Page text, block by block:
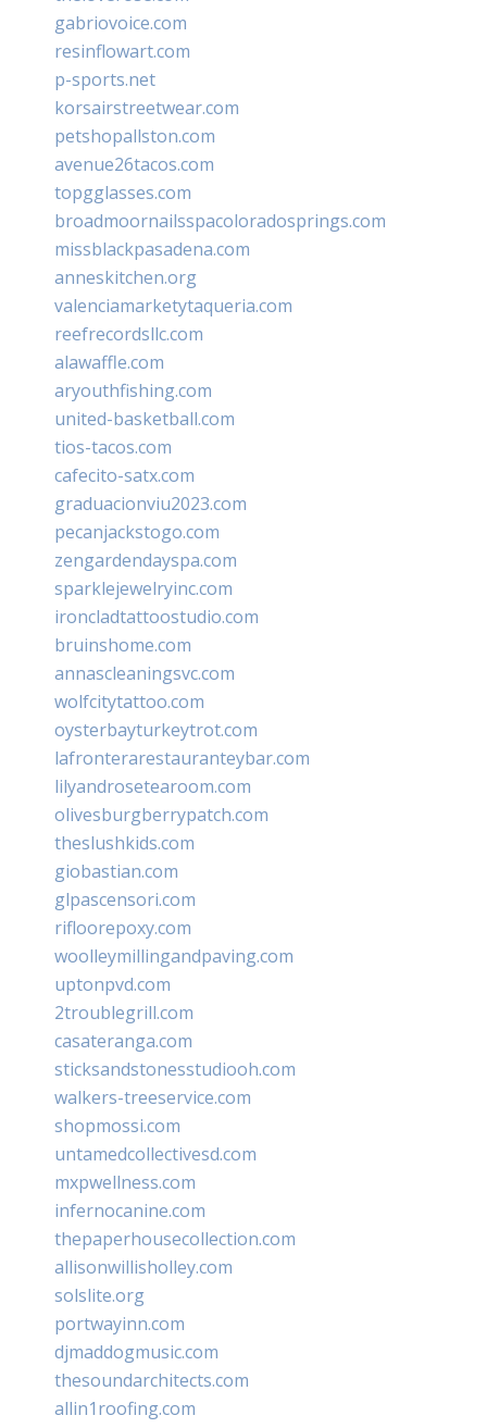
gabriovoice.com
resinflowart.com
p-sports.net
korsairstreetwear.com
petshopallston.com
avenue26tacos.com
topgglasses.com
broadmoornailsspacoloradosprings.com
missblackpasadena.com
anneskitchen.org
valenciamarketytaqueria.com
reefrecordsllc.com
alawaffle.com
aryouthfishing.com
united-basketball.com
tios-tacos.com
cafecito-satx.com
graduacionviu2023.com
pecanjackstogo.com
zengardendayspa.com
sparklejewelryinc.com
ironcladtattoostudio.com
bruinshome.com
annascleaningsvc.com
wolfcitytattoo.com
oysterbayturkeytrot.com
lafronterarestauranteybar.com
lilyandrosetearoom.com
olivesburgberrypatch.com
theslushkids.com
giobastian.com
glpascensori.com
rifloorepoxy.com
woolleymillingandpaving.com
uptonpvd.com
2troublegrill.com
casateranga.com
sticksandstonesstudiooh.com
walkers-treeservice.com
shopmossi.com
untamedcollectivesd.com
mxpwellness.com
infernocanine.com
thepaperhousecollection.com
allisonwillisholley.com
solslite.org
portwayinn.com
djmaddogmusic.com
thesoundarchitects.com
allin1roofing.com